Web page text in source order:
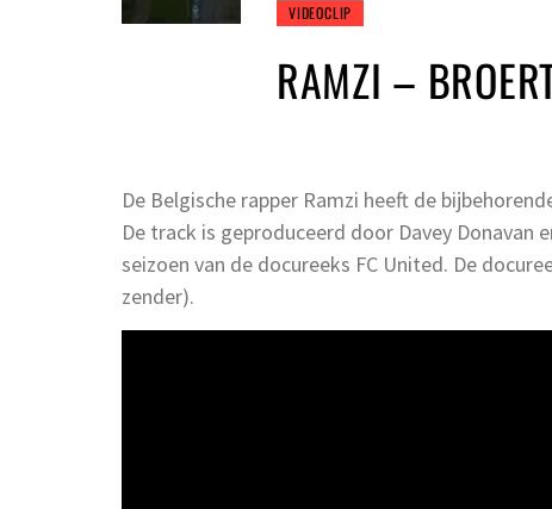
VIDEOCLIP
RAMZI –
De Belgische rapper Ramzi heeft de
De track is geproduceerd door Davey
seizoen van de docureeks FC United. De
zender).